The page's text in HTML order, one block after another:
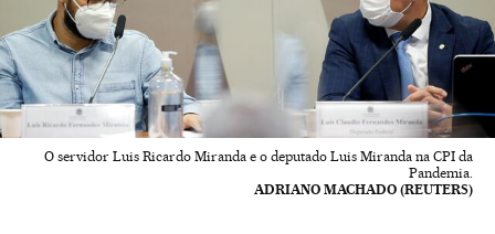
O servidor Luis Ricardo Miranda e o deputado Luis Miranda na CPI da
Pandemia.
ADRIANO MACHADO (REUTERS)